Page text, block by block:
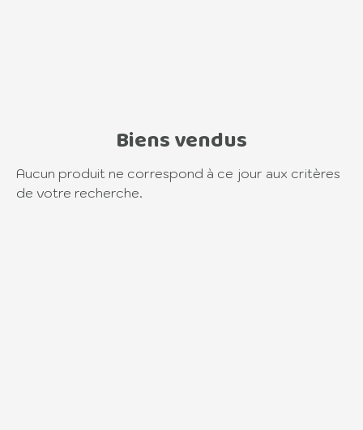
Biens vendus
Aucun produit ne correspond à ce jour aux critères
de votre recherche.